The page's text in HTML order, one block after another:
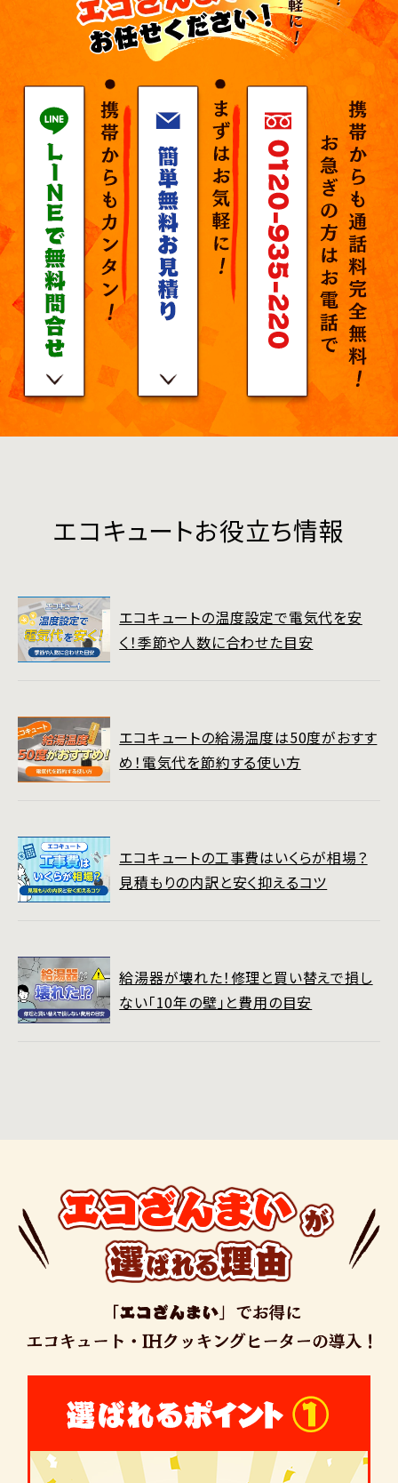
エコキュートお役立ち情報
エコキュートの温度設定で電気代を安
く！季節や人数に合わせた目安
エコキュートの給湯温度は50度がおすす
め！電気代を節約する使い方
エコキュートの工事費はいくらが相場？
見積もりの内訳と安く抑えるコツ
給湯器が壊れた！修理と買い替えで損し
ない「10年の壁」と費用の目安